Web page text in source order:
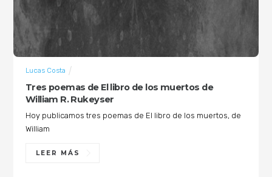
Tres poemas de El libro de los muertos de
William R. Rukeyser
Lucas Costa
Hoy publicamos tres poemas de El libro de los muertos, de
William
LEER MÁS